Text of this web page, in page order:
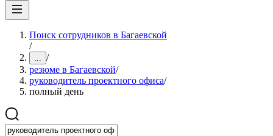
Поиск сотрудников в Багаевской
/
... /
резюме в Багаевской/
руководитель проектного офиса/
полный день